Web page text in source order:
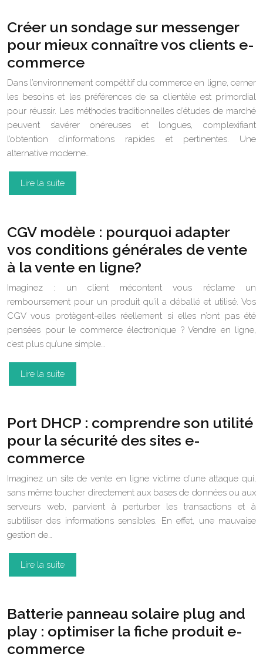
Créer un sondage sur messenger
pour mieux connaître vos clients e-
commerce
Dans l’environnement compétitif du commerce en ligne, cerner
les besoins et les préférences de sa clientèle est primordial
pour réussir. Les méthodes traditionnelles d’études de marché
peuvent s’avérer onéreuses et longues, complexifiant
l’obtention d’informations rapides et pertinentes. Une
alternative moderne…
Lire la suite
CGV modèle : pourquoi adapter
vos conditions générales de vente
à la vente en ligne?
Imaginez : un client mécontent vous réclame un
remboursement pour un produit qu’il a déballé et utilisé. Vos
CGV vous protègent-elles réellement si elles n’ont pas été
pensées pour le commerce électronique ? Vendre en ligne,
c’est plus qu’une simple…
Lire la suite
Port DHCP : comprendre son utilité
pour la sécurité des sites e-
commerce
Imaginez un site de vente en ligne victime d’une attaque qui,
sans même toucher directement aux bases de données ou aux
serveurs web, parvient à perturber les transactions et à
subtiliser des informations sensibles. En effet, une mauvaise
gestion de…
Lire la suite
Batterie panneau solaire plug and
play : optimiser la fiche produit e-
commerce